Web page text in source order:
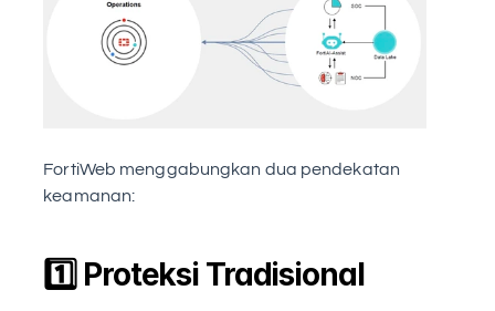
FortiWeb menggabungkan dua pendekatan
keamanan:
1️⃣ Proteksi Tradisional